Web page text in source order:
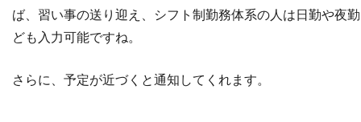
ば、習い事の送り迎え、シフト制勤務体系の人は日勤や夜
ども入力可能ですね。
さらに、予定が近づくと通知してくれます。